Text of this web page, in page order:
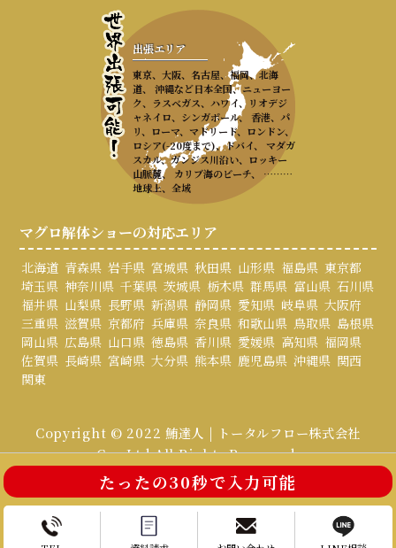
お電話はこちら お問い合わせ
たったの30秒で入力可能
出張エリア
東京、大阪、名古屋、福岡、北海
道、 沖縄など日本全国、ニューヨー
ク、ラスベガス、ハワイ、リオデジ
ャネイロ、シンガポール、 香港、パ
リ、ローマ、マドリード、ロンドン、
ロシア(-20度まで)、ドバイ、 マダガ
スカル、ガンジス川沿い、ロッキー
山脈麓、 カリブ海のビーチ、 ………
地球上、全域
マグロ解体ショーの対応エリア
北海道 青森県 岩手県 宮城県 秋田県 山形県 福島県 東京都
埼玉県 神奈川県 千葉県 茨城県 栃木県 群馬県 富山県 石川県
福井県 山梨県 長野県 新潟県 静岡県 愛知県 岐阜県 大阪府
三重県 滋賀県 京都府 兵庫県 奈良県 和歌山県 鳥取県 島根県
岡山県 広島県 山口県 徳島県 香川県 愛媛県 高知県 福岡県
佐賀県 長崎県 宮崎県 大分県 熊本県 鹿児島県 沖縄県 関西
関東
Copyright © 2022 鮪達人 | トータルフロー株式会社
Co., Ltd All Rights Reserved.